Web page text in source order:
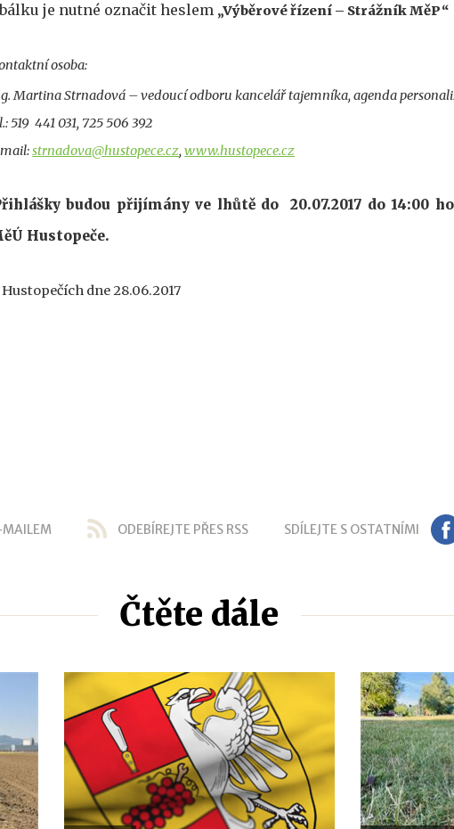
je nutné označit heslem „Výběrové řízení – Strážník MěP“
osoba:
Martina Strnadová – vedoucí odboru kancelář tajemníka, agenda
519 441 031, 725 506 392
strnadova@hustopece.cz,www.hustopece.cz
budou přijímány ve lhůtě do
20.07.2017 do 14:00
Hustopeče.
Hustopečích dne 28.06.2017
ODEBÍREJTE PŘES RSS SDÍLEJTE S OSTATNÍMI FB
Čtěte dále